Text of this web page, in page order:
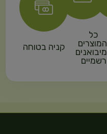
כל
המוצרים
מיבואנים
רשמיים
קניה בטוחה